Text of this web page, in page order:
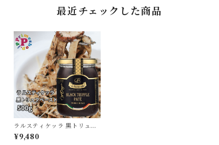
最近チェックした商品
ラルスティケッラ 黒トリュフ
ペースト 500g ポルチーニ入
トリュフソース La Rustichell
¥9,480